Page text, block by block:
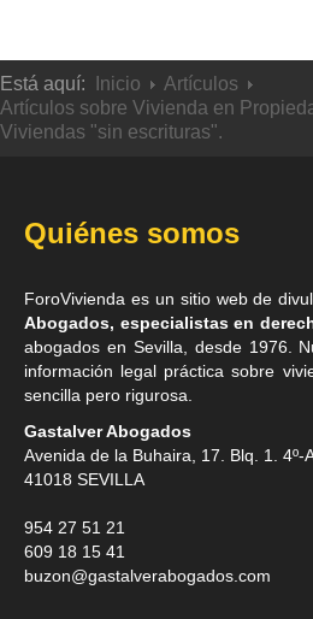
Está aquí: Inicio
Artículos
Artículos sobre Vivienda en
Viviendas "sin escrituras".
Quiénes somos
ForoVivienda es un sitio web de
Abogados, especialistas en
abogados en Sevilla, desde 1976.
información legal práctica sobre
sencilla pero rigurosa.
Gastalver Abogados
Avenida de la Buhaira, 17. Blq. 1. 4º-
41018 SEVILLA
954 27 51 21
609 18 15 41
buzon@gastalverabogados.com